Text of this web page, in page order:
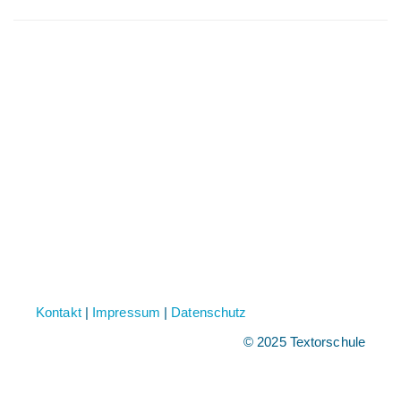
Kontakt| Impressum | Datenschutz
© 2025 Textorschule